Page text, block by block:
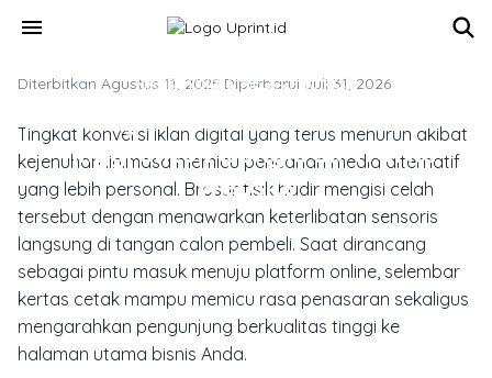
menu
MARKETING & MEDIA PROMOSI
7 Strategi Cetak Brosur Berkonversi
Tinggi untuk Dongkrak Traffic
Website
Diterbitkan Agustus 11, 2025·Diperbarui Juli 31, 2026
Tingkat konversi iklan digital yang terus menurun akibat
kejenuhan linimasa memicu pencarian media alternatif
yang lebih personal. Brosur fisik hadir mengisi celah
tersebut dengan menawarkan keterlibatan sensoris
langsung di tangan calon pembeli. Saat dirancang
sebagai pintu masuk menuju platform online, selembar
kertas cetak mampu memicu rasa penasaran sekaligus
mengarahkan pengunjung berkualitas tinggi ke
halaman utama bisnis Anda.